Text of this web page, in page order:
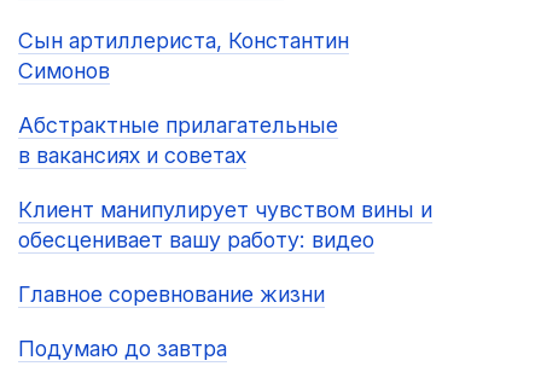
Сын артиллериста, Константин
Симонов
Абстрактные прилагательные
в вакансиях и советах
Клиент манипулирует чувством вины и
обесценивает вашу работу: видео
Главное соревнование жизни
Подумаю до завтра